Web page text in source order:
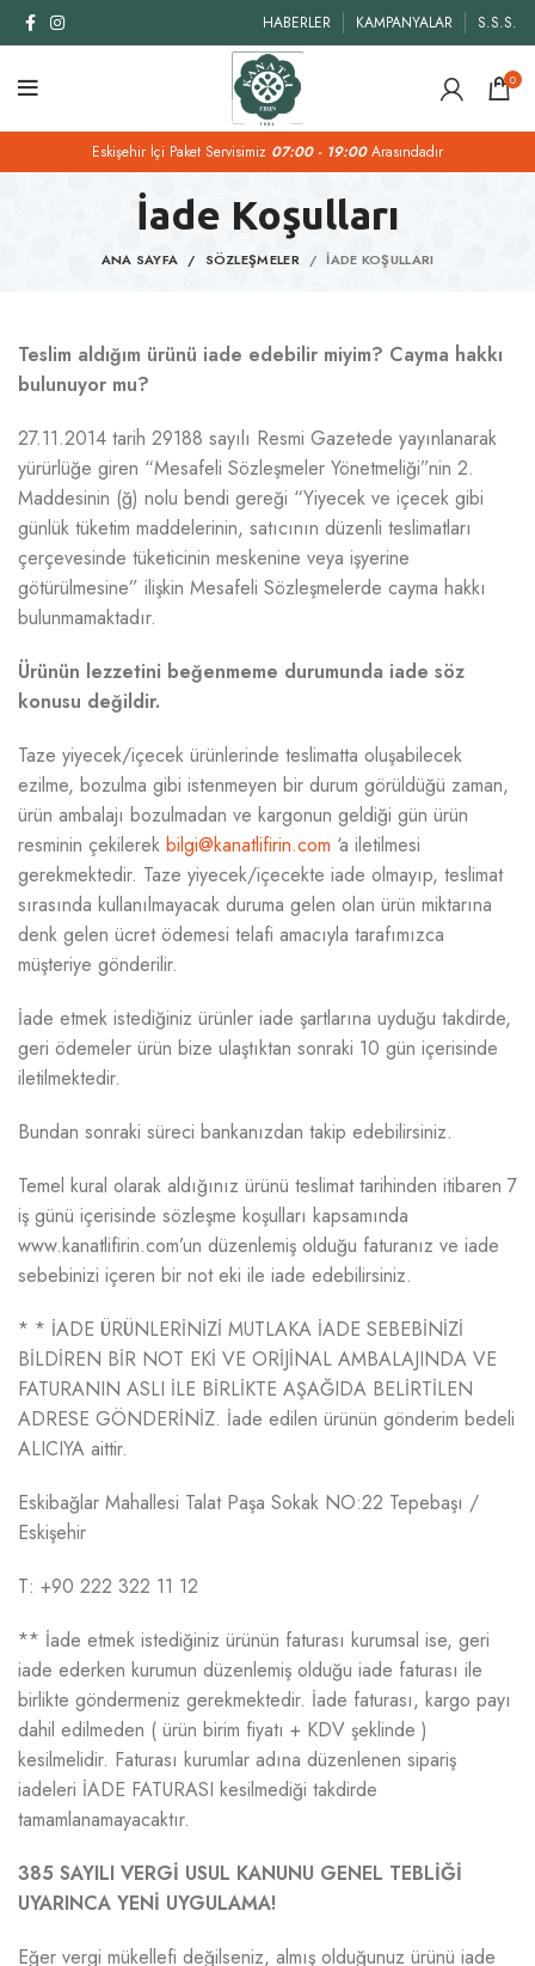
HABERLER KAMPANYALAR S.S.S.
0
Eskişehir İçi Paket Servisimiz 07:00 - 19:00Arasındadır
İade Koşulları
ANA SAYFA SÖZLEŞMELER İADE KOŞULLARI
Teslim aldığım ürünü iade edebilir miyim? Cayma hakkı
bulunuyor mu?
27.11.2014 tarih 29188 sayılı Resmi Gazetede yayınlanarak
yürürlüğe giren “Mesafeli Sözleşmeler Yönetmeliği”nin 2.
Maddesinin (ğ) nolu bendi gereği “Yiyecek ve içecek gibi
günlük tüketim maddelerinin, satıcının düzenli teslimatları
çerçevesinde tüketicinin meskenine veya işyerine
götürülmesine” ilişkin Mesafeli Sözleşmelerde cayma hakkı
bulunmamaktadır.
Ürünün lezzetini beğenmeme durumunda iade söz
konusu değildir.
Taze yiyecek/içecek ürünlerinde teslimatta oluşabilecek
ezilme, bozulma gibi istenmeyen bir durum görüldüğü zaman,
ürün ambalajı bozulmadan ve kargonun geldiği gün ürün
resminin çekilerek bilgi@kanatlifirin.com ‘a iletilmesi
gerekmektedir. Taze yiyecek/içecekte iade olmayıp, teslimat
sırasında kullanılmayacak duruma gelen olan ürün miktarına
denk gelen ücret ödemesi telafi amacıyla tarafımızca
müşteriye gönderilir.
İade etmek istediğiniz ürünler iade şartlarına uyduğu takdirde,
geri ödemeler ürün bize ulaştıktan sonraki 10 gün içerisinde
iletilmektedir.
Bundan sonraki süreci bankanızdan takip edebilirsiniz.
Temel kural olarak aldığınız ürünü teslimat tarihinden itibaren 7
iş günü içerisinde sözleşme koşulları kapsamında
www.kanatlifirin.com’un düzenlemiş olduğu faturanız ve iade
sebebinizi içeren bir not eki ile iade edebilirsiniz.
* * İADE ÜRÜNLERİNİZİ MUTLAKA İADE SEBEBİNİZİ
BİLDİREN BİR NOT EKİ VE ORİJİNAL AMBALAJINDA VE
FATURANIN ASLI İLE BİRLİKTE AŞAĞIDA BELİRTİLEN
ADRESE GÖNDERİNİZ. İade edilen ürünün gönderim bedeli
ALICIYA aittir.
Eskibağlar Mahallesi Talat Paşa Sokak NO:22 Tepebaşı /
Eskişehir
T: +90 222 322 11 12
** İade etmek istediğiniz ürünün faturası kurumsal ise, geri
iade ederken kurumun düzenlemiş olduğu iade faturası ile
birlikte göndermeniz gerekmektedir. İade faturası, kargo payı
dahil edilmeden ( ürün birim fiyatı + KDV şeklinde )
kesilmelidir. Faturası kurumlar adına düzenlenen sipariş
iadeleri İADE FATURASI kesilmediği takdirde
tamamlanamayacaktır.
385 SAYILI VERGİ USUL KANUNU GENEL TEBLİĞİ
UYARINCA YENİ UYGULAMA!
Eğer vergi mükellefi değilseniz, almış olduğunuz ürünü iade